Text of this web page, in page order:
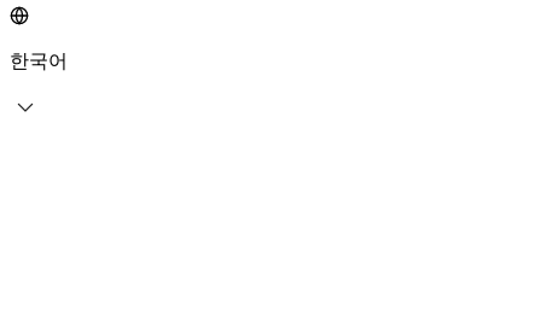
한국어